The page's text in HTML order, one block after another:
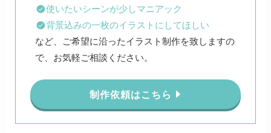
使いたいシーンが少しマニアック
背景込みの一枚のイラストにしてほしい
など、ご希望に沿ったイラスト制作を致しますの
で、お気軽ご相談ください。
制作依頼はこちら